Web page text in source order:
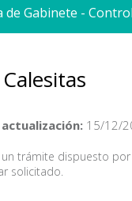
de Gabinete -
15/12/
trámite dispuesto
solicitado.